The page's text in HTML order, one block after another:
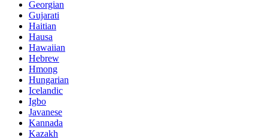
Georgian
Gujarati
Haitian
Hausa
Hawaiian
Hebrew
Hmong
Hungarian
Icelandic
Igbo
Javanese
Kannada
Kazakh